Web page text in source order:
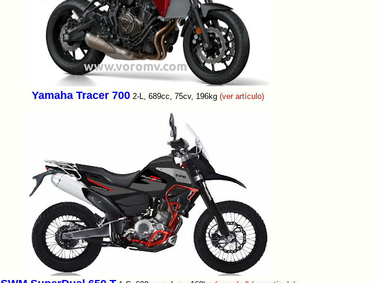
Yamaha Tracer 700 2-L, 689cc, 75cv, 196kg (ver artículo)